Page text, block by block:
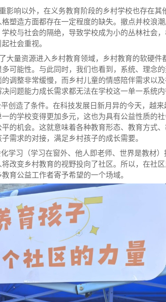
响以外，在义务教育阶段的乡村学校也存在其
塑造方面都存在一定程度的缺失。撤点并校浪
校与社会的隔绝，导致学校成为小的丛林社会
社会重视。
量资源进入乡村教育领域，乡村教育的软硬件
可能性。与此同时，我们也看到，系统、理念
调整非常缓慢，而乡村儿童的情感陪伴需求以
问题能力成长需求都无法在学校这一单一系统内
造了条件。在科技发展日新月异的今天，越来
的学校变得更加多元，这也为具有公益性质的
的机会。这就意味着各种教育形态、教育方式
需求的对接，满足乡村孩子的成长需要。
习（学习在窗外、他人即老师、世界是教材）
改变乡村教育的视野投向了社区。所以，在社
育公益工作者寄予希望的一个场域。